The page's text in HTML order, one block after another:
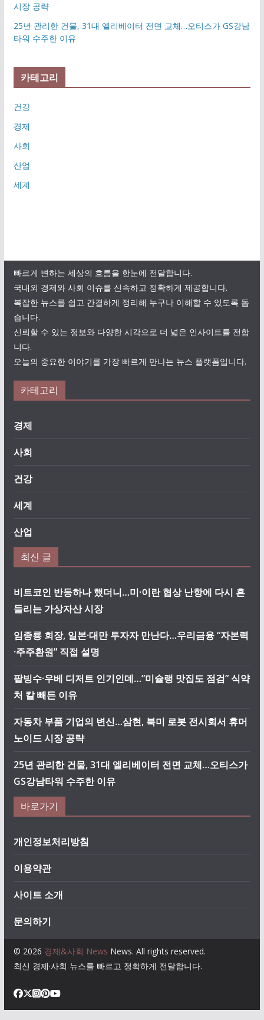
시장 공략
25년 관리한 건물, 31대 엘리베이터 전면 교체…오티스가 GS강남
타워 수주한 이유
카테고리
건강
경제
사회
산업
세계
빠르게 변하는 세상의 흐름을 한눈에 전달합니다.
국내외 경제와 사회 이슈를 신속하고 정확하게 제공합니다.
복잡한 뉴스를 쉽고 간결하게 정리해 누구나 이해할 수 있도록 돕
습니다.
신뢰할 수 있는 정보와 다양한 시각으로 더 넓은 인사이트를 전합
니다.
오늘의 중요한 이야기를 가장 빠르게 만나는 뉴스 플랫폼입니다.
카테고리
경제
사회
건강
세계
산업
최신 글
비트코인 반등하나 했더니…미·이란 협상 난항에 다시 흔
들리는 가상자산 시장
임종룡 회장, 일본·대만 투자자 만난다…우리금융 “자본력
·주주환원” 직접 설명
팥빙수·우베 디저트 인기인데…”미슐랭 맛집도 점검” 식약
처 칼 빼든 이유
자동차 부품 기업의 변신…삼현, 북미 로봇 전시회서 휴머
노이드 시장 공략
25년 관리한 건물, 31대 엘리베이터 전면 교체…오티스가
GS강남타워 수주한 이유
바로가기
개인정보처리방침
이용약관
사이트 소개
문의하기
© 2026 경제&사회 News News. All rights reserved.
최신 경제·사회 뉴스를 빠르고 정확하게 전달합니다.